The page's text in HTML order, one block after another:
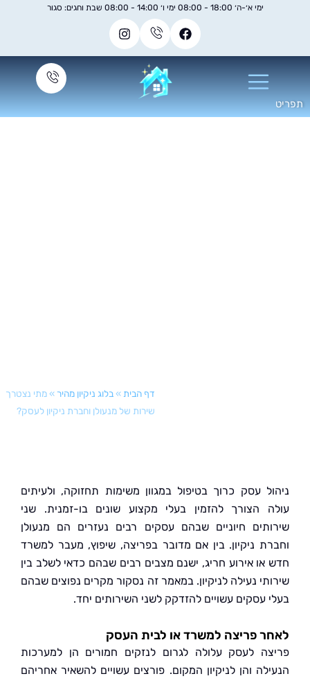
»בלוג ניקיון מהיר »מתי נצטרך
שירות של מנעולן וחברת ניקיון לעסק?
עסק כרוך בטיפול במגוון משימות תחזוקה, ולעיתים
הצורך להזמין בעלי מקצוע שונים בו-זמנית. שני
חיוניים שבהם עסקים רבים נעזרים הם מנעולן
ניקיון. בין אם מדובר בפריצה, שיפוץ, מעבר למשרד
אירוע חריג, ישנם מצבים רבים שבהם כדאי לשלב בין
נעילה לניקיון. במאמר זה נסקור מקרים נפוצים שבהם
עסקים עשויים להזדקק לשני השירותים יחד.
פריצה למשרד או לבית העסק
לעסק עלולה לגרום לנזקים חמורים הן למערכות
והן לניקיון המקום. פורצים עשויים להשאיר אחריהם